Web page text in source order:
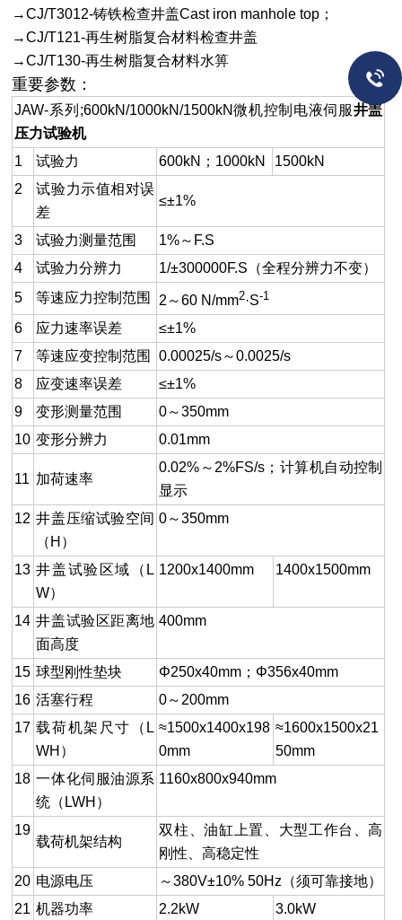
→CJ/T3012-铸铁检查井盖Cast iron manhole top；
→CJ/T121-再生树脂复合材料检查井盖
→CJ/T130-再生树脂复合材料水箅
重要参数：
JAW-系列;600kN/1000kN/1500kN微机控制电液伺服井盖
压力试验机
1
试验力 600kN；1000kN
1500kN
2
试验力示值相对误
差
≤±1%
3 试验力测量范围
1%～F.S
4
试验力分辨力
1/±300000F.S（全程分辨力不变）
5
等速应力控制范围 2～60 N/mm2·S-1
6 应力速率误差
≤±1%
7
等速应变控制范围
0.00025/s～0.0025/s
8
应变速率误差
≤±1%
9
变形测量范围
0～350mm
10 变形分辨力 0.01mm
11 加荷速率
0.02%～2%FS/s；计算机自动控制
显示
12 井盖压缩试验空间
（H）
0～350mm
13 井盖试验区域（L
W）
1200x1400mm 1400x1500mm
14 井盖试验区距离地
面高度
400mm
15 球型刚性垫块 Φ250x40mm；Φ356x40mm
16 活塞行程
0～200mm
17 载荷机架尺寸（L
WH）
≈1500x1400x198
0mm
≈1600x1500x21
50mm
18 一体化伺服油源系
统（LWH）
1160x800x940mm
19
载荷机架结构
双柱、油缸上置、大型工作台、高
刚性、高稳定性
20 电源电压
～380V±10% 50Hz（须可靠接地）
21 机器功率 2.2kW
3.0kW